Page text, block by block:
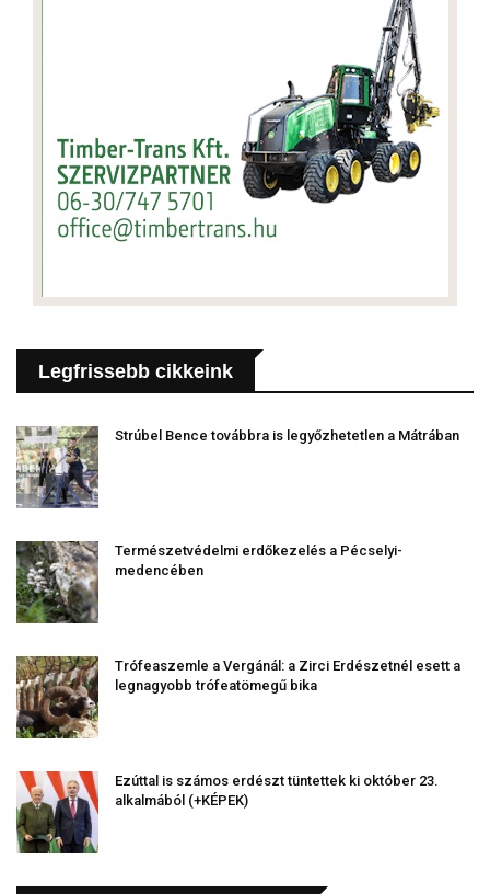
Legfrissebb cikkeink
Strúbel Bence továbbra is legyőzhetetlen a Mátrában
Természetvédelmi erdőkezelés a Pécselyi-
medencében
Trófeaszemle a Vergánál: a Zirci Erdészetnél esett a
legnagyobb trófeatömegű bika
Ezúttal is számos erdészt tüntettek ki október 23.
alkalmából (+KÉPEK)